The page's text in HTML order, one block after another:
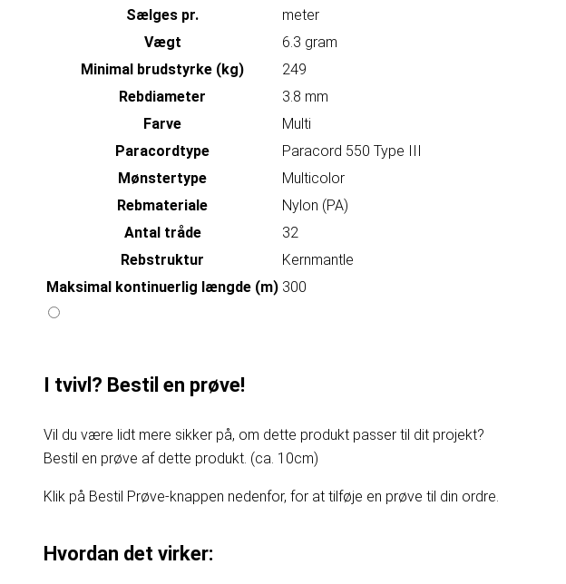
Sælges pr.
meter
Vægt
6.3 gram
Minimal brudstyrke (kg)
249
Rebdiameter
3.8 mm
Farve
Multi
Paracordtype
Paracord 550 Type III
Mønstertype
Multicolor
Rebmateriale
Nylon (PA)
Antal tråde
32
Rebstruktur
Kernmantle
Maksimal kontinuerlig længde (m) 300
I tvivl? Bestil en prøve!
Vil du være lidt mere sikker på, om dette produkt passer til dit projekt?
Bestil en prøve af dette produkt. (ca. 10cm)
Klik på Bestil Prøve-knappen nedenfor, for at tilføje en prøve til din ordre.
Hvordan det virker: